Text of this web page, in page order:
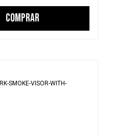
COMPRAR